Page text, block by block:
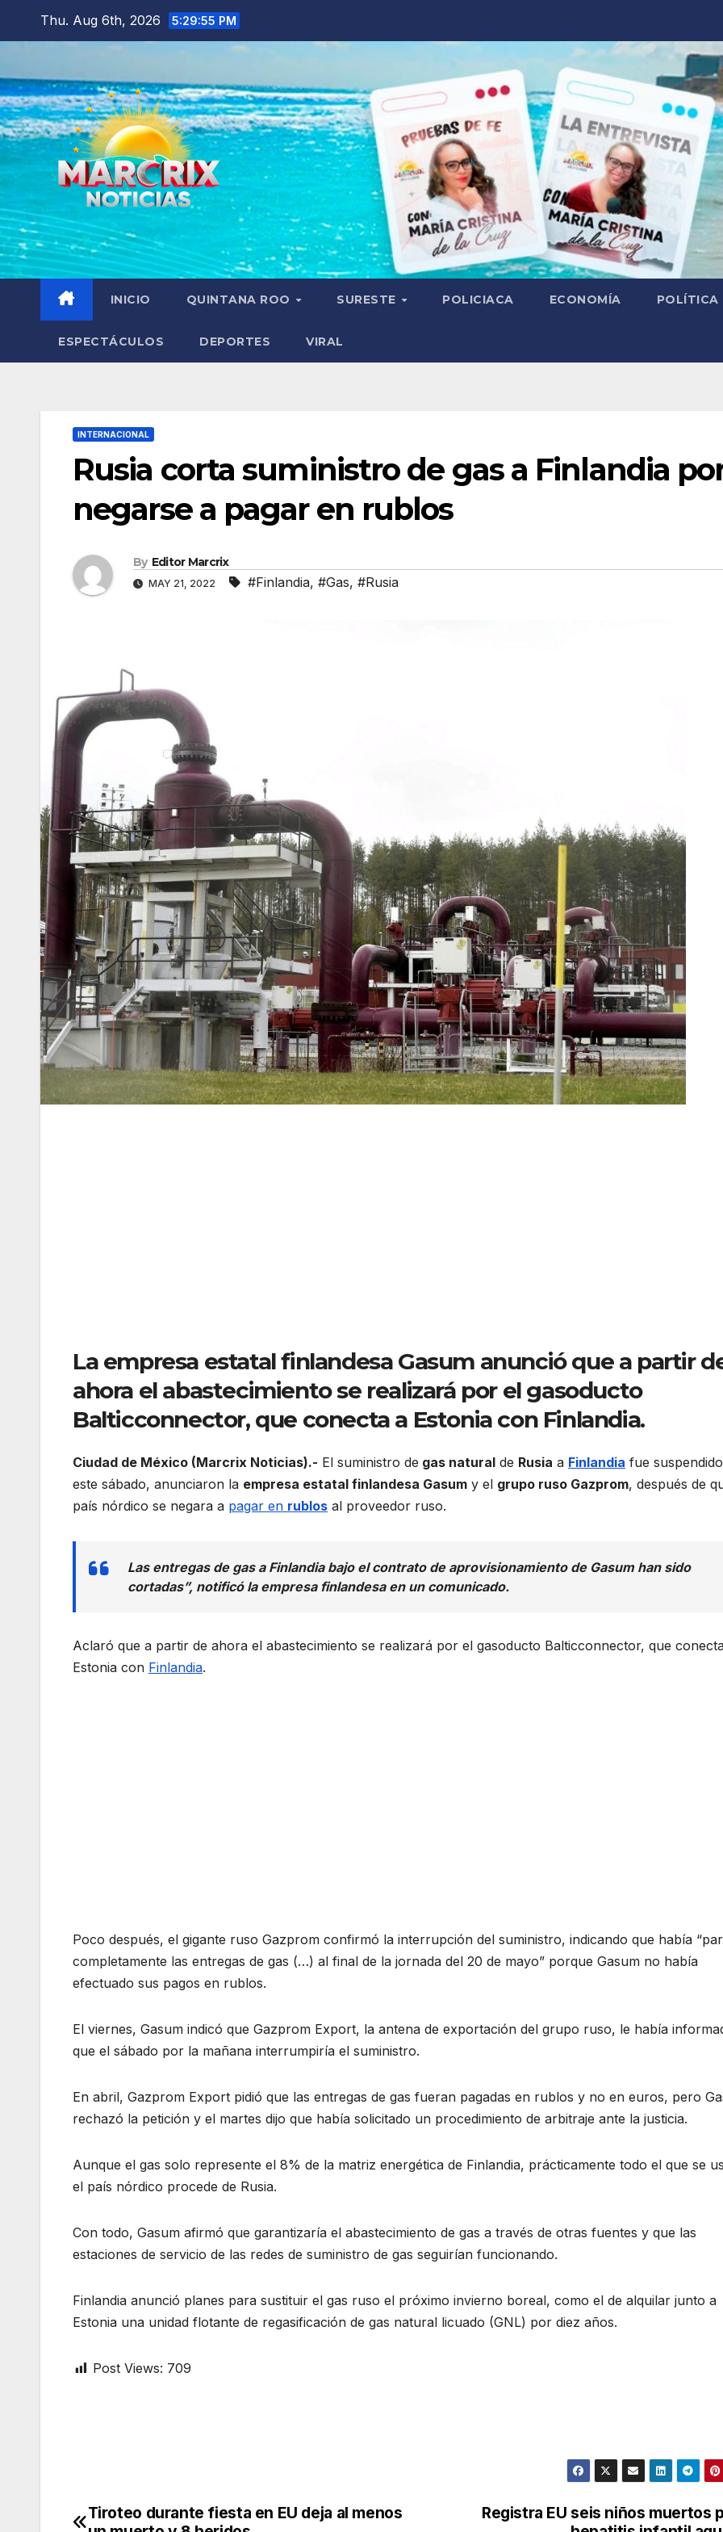
Thu. Aug 6th, 2026 5:29:56 PM
INICIO QUINTANA ROO SURESTE POLICIACA ECONOMÍA POLÍTICA
ESPECTÁCULOS DEPORTES VIRAL
INTERNACIONAL
Rusia corta suministro de gas a Finlandia
negarse a pagar en rublos
By Editor Marcrix
MAY 21, 2022 #Finlandia, #Gas, #Rusia
La empresa estatal finlandesa Gasum anunció que a partir
ahora el abastecimiento se realizará por el gasoducto
Balticconnector, que conecta a Estonia con Finlandia.
Ciudad de México (Marcrix Noticias).- El suministro de gas natural de Rusia a Finlandia fue suspendido
este sábado, anunciaron la empresa estatal finlandesa Gasum y el grupo ruso Gazprom, después de
país nórdico se negara a pagar en rublos al proveedor ruso.
Las entregas de gas a Finlandia bajo el contrato de aprovisionamiento de Gasum han sido
cortadas”, notificó la empresa finlandesa en un comunicado.
Aclaró que a partir de ahora el abastecimiento se realizará por el gasoducto Balticconnector, que
Estonia con Finlandia.
Poco después, el gigante ruso Gazprom confirmó la interrupción del suministro, indicando que había
completamente las entregas de gas (…) al final de la jornada del 20 de mayo” porque Gasum no había
efectuado sus pagos en rublos.
El viernes, Gasum indicó que Gazprom Export, la antena de exportación del grupo ruso, le había
que el sábado por la mañana interrumpiría el suministro.
En abril, Gazprom Export pidió que las entregas de gas fueran pagadas en rublos y no en euros, pero
rechazó la petición y el martes dijo que había solicitado un procedimiento de arbitraje ante la justicia.
Aunque el gas solo represente el 8% de la matriz energética de Finlandia, prácticamente todo el que se
el país nórdico procede de Rusia.
Con todo, Gasum afirmó que garantizaría el abastecimiento de gas a través de otras fuentes y que las
estaciones de servicio de las redes de suministro de gas seguirían funcionando.
Finlandia anunció planes para sustituir el gas ruso el próximo invierno boreal, como el de alquilar junto a
Estonia una unidad flotante de regasificación de gas natural licuado (GNL) por diez años.
Post Views: 709
Post
Registra EU seis niños muertos
Tiroteo durante fiesta en EU deja al menos